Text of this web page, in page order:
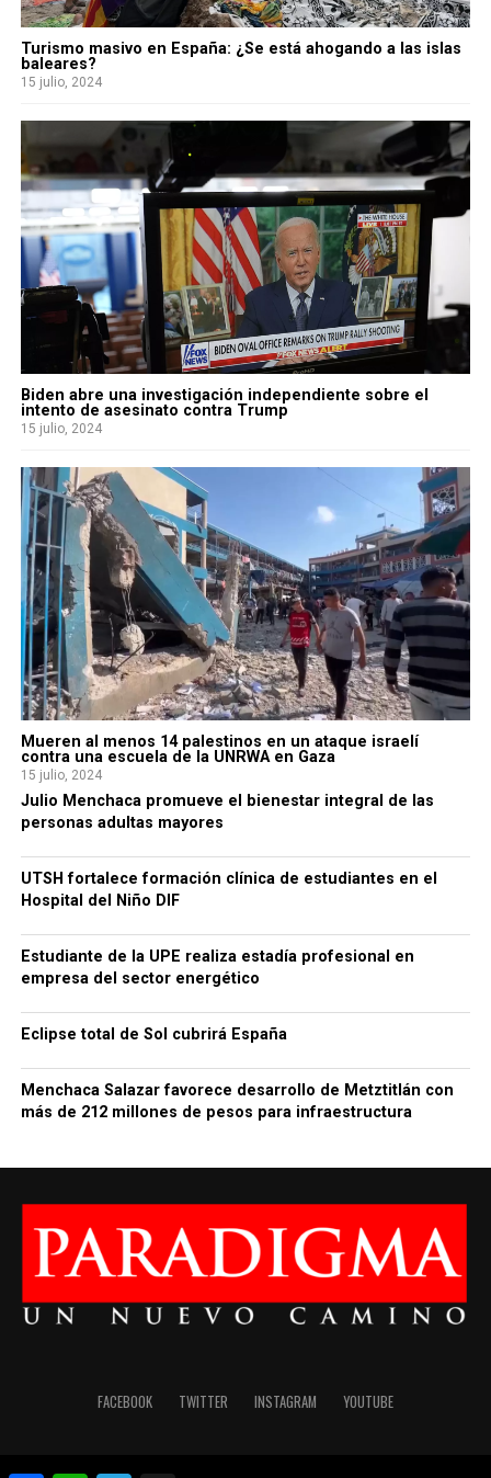
Turismo masivo en España: ¿Se está ahogando a las islas
baleares?
15 julio, 2024
Biden abre una investigación independiente sobre el
intento de asesinato contra Trump
15 julio, 2024
Mueren al menos 14 palestinos en un ataque israelí
contra una escuela de la UNRWA en Gaza
15 julio, 2024
Julio Menchaca promueve el bienestar integral de las
personas adultas mayores
UTSH fortalece formación clínica de estudiantes en el
Hospital del Niño DIF
Estudiante de la UPE realiza estadía profesional en
empresa del sector energético
Eclipse total de Sol cubrirá España
Menchaca Salazar favorece desarrollo de Metztitlán con
más de 212 millones de pesos para infraestructura
FACEBOOK TWITTER INSTAGRAM YOUTUBE